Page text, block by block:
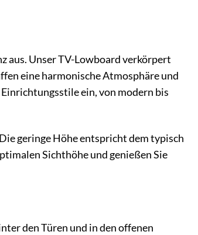
aus. Unser TV-Lowboard verkörpert
eine harmonische Atmosphäre und
ein, von modern bis
geringe Höhe entspricht dem typisch
Sichthöhe und genießen Sie
den Türen und in den offenen